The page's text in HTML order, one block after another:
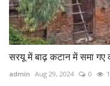
सरयू में बाढ़ कटान में समा
admin Aug 29, 2024 0